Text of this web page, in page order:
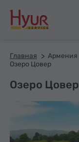
Главная Армения
Озеро Цовер
Озеро Цовер